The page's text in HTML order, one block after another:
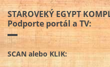
STAROVEKÝ EGYPT
Podporte portál a TV:
SCAN alebo KLIK: